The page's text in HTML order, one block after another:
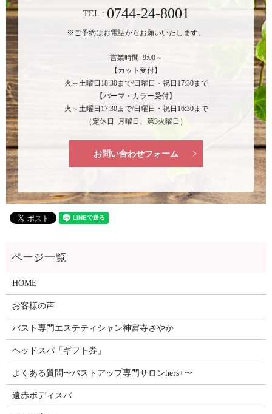
TEL : 0744-24-8001
※ご予約はお電話からお願いいたします。
営業時間 9:00～
【カット受付】
火～土曜日18:30まで/日曜日・祝日17:30まで
【パーマ・カラー受付】
火～土曜日17:30まで/日曜日・祝日16:30まで
（定休日 月曜日、第3火曜日）
お問い合わせフォーム
HOME
お客様の声
バスト専門エステティシャン神宮寺さやか
ヘッドスパ「ギフト券」
よくある質問〜バストアップ専門サロンhers+〜
遠赤ボディスパ